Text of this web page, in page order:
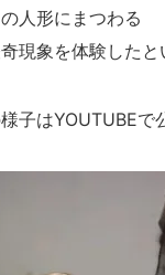
人形にまつわる
現象を体験したと
子はYOUTUBEで